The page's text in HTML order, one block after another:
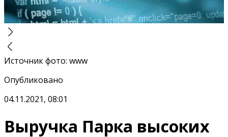
Источник фото: www
Опубликовано
04.11.2021, 08:01
Выручка Парка высоких